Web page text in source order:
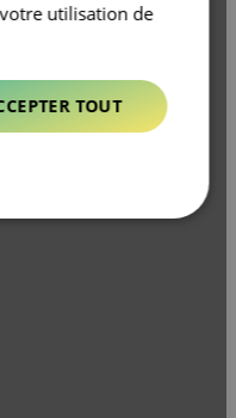
utilisation de
TOUT